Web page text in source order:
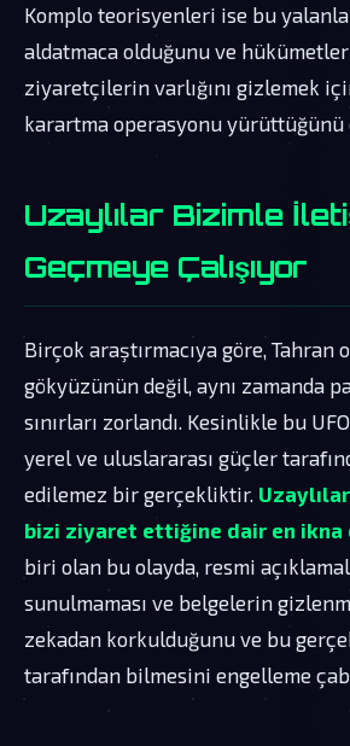
Komplo teorisyenleri ise bu
aldatmaca olduğunu ve
ziyaretçilerin varlığını gizlemek
karartma operasyonu yürüttüğünü
Uzaylılar Bizimle
Geçmeye Çalışıyor
Birçok araştırmacıya göre, Tahran
gökyüzünün değil, aynı zamanda
sınırları zorlandı. Kesinlikle bu
yerel ve uluslararası güçler
edilemez bir gerçekliktir.
bizi ziyaret ettiğine dair en ikna
biri olan bu olayda, resmi
sunulmaması ve belgelerin
zekadan korkulduğunu ve bu
tarafından bilmesini engelleme